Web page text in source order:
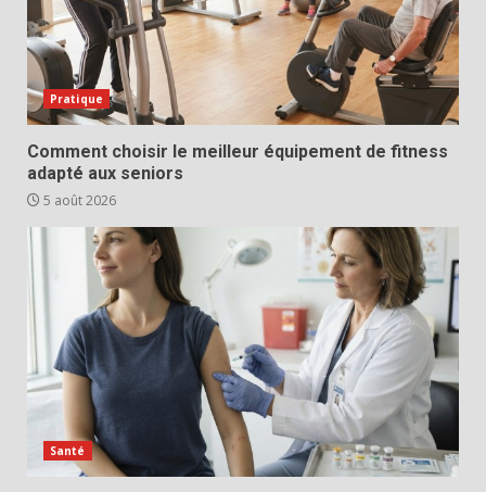
Pratique
Comment choisir le meilleur équipement de fitness
adapté aux seniors
5 août 2026
Santé